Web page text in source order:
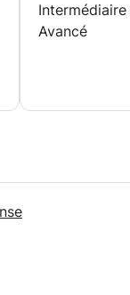
Intermédiaire
Avancé